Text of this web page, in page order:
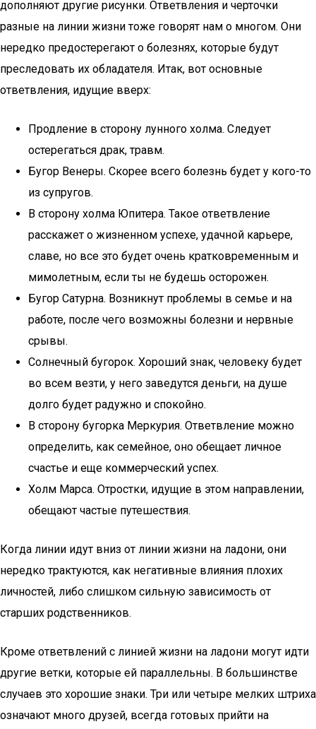
дополняют другие рисунки. Ответвления и черточки
разные на линии жизни тоже говорят нам о многом. Они
нередко предостерегают о болезнях, которые будут
преследовать их обладателя. Итак, вот основные
ответвления, идущие вверх:
Продление в сторону лунного холма. Следует
остерегаться драк, травм.
Бугор Венеры. Скорее всего болезнь будет у кого-то
из супругов.
В сторону холма Юпитера. Такое ответвление
расскажет о жизненном успехе, удачной карьере,
славе, но все это будет очень кратковременным и
мимолетным, если ты не будешь осторожен.
Бугор Сатурна. Возникнут проблемы в семье и на
работе, после чего возможны болезни и нервные
срывы.
Солнечный бугорок. Хороший знак, человеку будет
во всем везти, у него заведутся деньги, на душе
долго будет радужно и спокойно.
В сторону бугорка Меркурия. Ответвление можно
определить, как семейное, оно обещает личное
счастье и еще коммерческий успех.
Холм Марса. Отростки, идущие в этом направлении,
обещают частые путешествия.
Когда линии идут вниз от линии жизни на ладони, они
нередко трактуются, как негативные влияния плохих
личностей, либо слишком сильную зависимость от
старших родственников.
Кроме ответвлений с линией жизни на ладони могут идти
другие ветки, которые ей параллельны. В большинстве
случаев это хорошие знаки. Три или четыре мелких штриха
означают много друзей, всегда готовых прийти на